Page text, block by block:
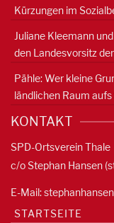
Kürzungen im
Juliane Kleemann
den Landesvorsitz
Pähle: Wer kleine
ländlichen Raum aufs
KONTAKT
SPD-Ortsverein Thale
c/o Stephan Hansen
E-Mail:
STARTSEITE